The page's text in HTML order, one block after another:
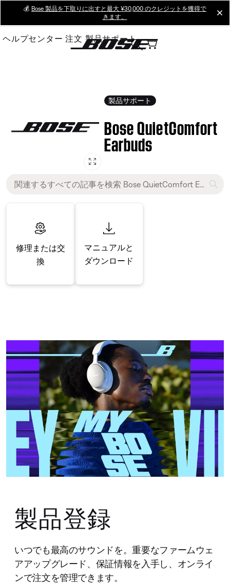
Main
💰 Bose 製品を下取りに出すと最大 ¥30,000 のクレジットを獲得で
きます。
ヘルプセンター 注文 製品サポート
製品サポート
Bose QuietComfort
Earbuds
修理または交
換
マニュアルと
ダウンロード
製品登録
いつでも最高のサウンドを。重要なファームウェ
アアップグレード、保証情報を入手し、オンライ
ンで注文を管理できます。